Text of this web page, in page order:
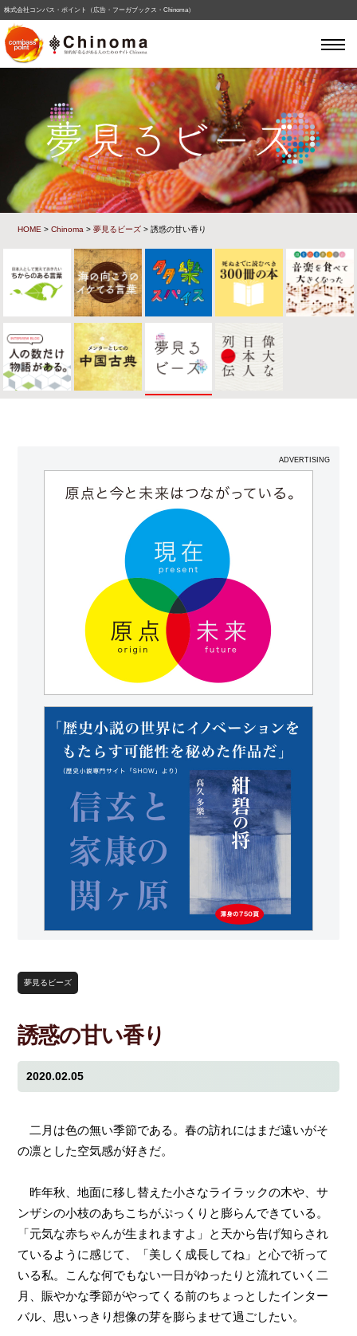
株式会社コンパス・ポイント（広告・フーガブックス・Chinoma）
HOME >Chinoma >夢見るビーズ > 誘惑の甘い香り
ADVERTISING
夢見るビーズ
誘惑の甘い香り
2020.02.05
二月は色の無い季節である。春の訪れにはまだ遠いがそ
の凛とした空気感が好きだ。
昨年秋、地面に移し替えた小さなライラックの木や、サ
ンザシの小枝のあちこちがぷっくりと膨らんできている。
「元気な赤ちゃんが生まれますよ」と天から告げ知らされ
ているように感じて、「美しく成長してね」と心で祈って
いる私。こんな何でもない一日がゆったりと流れていく二
月、賑やかな季節がやってくる前のちょっとしたインター
バル、思いっきり想像の芽を膨らませて過ごしたい。